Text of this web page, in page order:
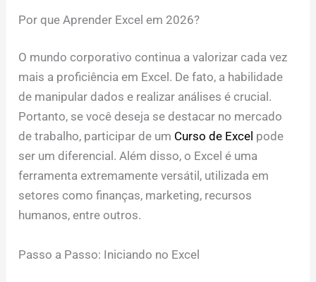
Por que Aprender Excel em 2026?
O mundo corporativo continua a valorizar cada vez
mais a proficiência em Excel. De fato, a habilidade
de manipular dados e realizar análises é crucial.
Portanto, se você deseja se destacar no mercado
de trabalho, participar de um Curso de Excel pode
ser um diferencial. Além disso, o Excel é uma
ferramenta extremamente versátil, utilizada em
setores como finanças, marketing, recursos
humanos, entre outros.
Passo a Passo: Iniciando no Excel